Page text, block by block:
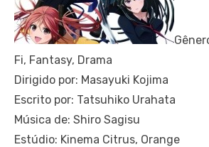
Fi, Fantasy, Drama
Dirigido por: Masayuki Kojima
Escrito por: Tatsuhiko Urahata
Música de: Shiro Sagisu
Estúdio: Kinema Citrus, Orange